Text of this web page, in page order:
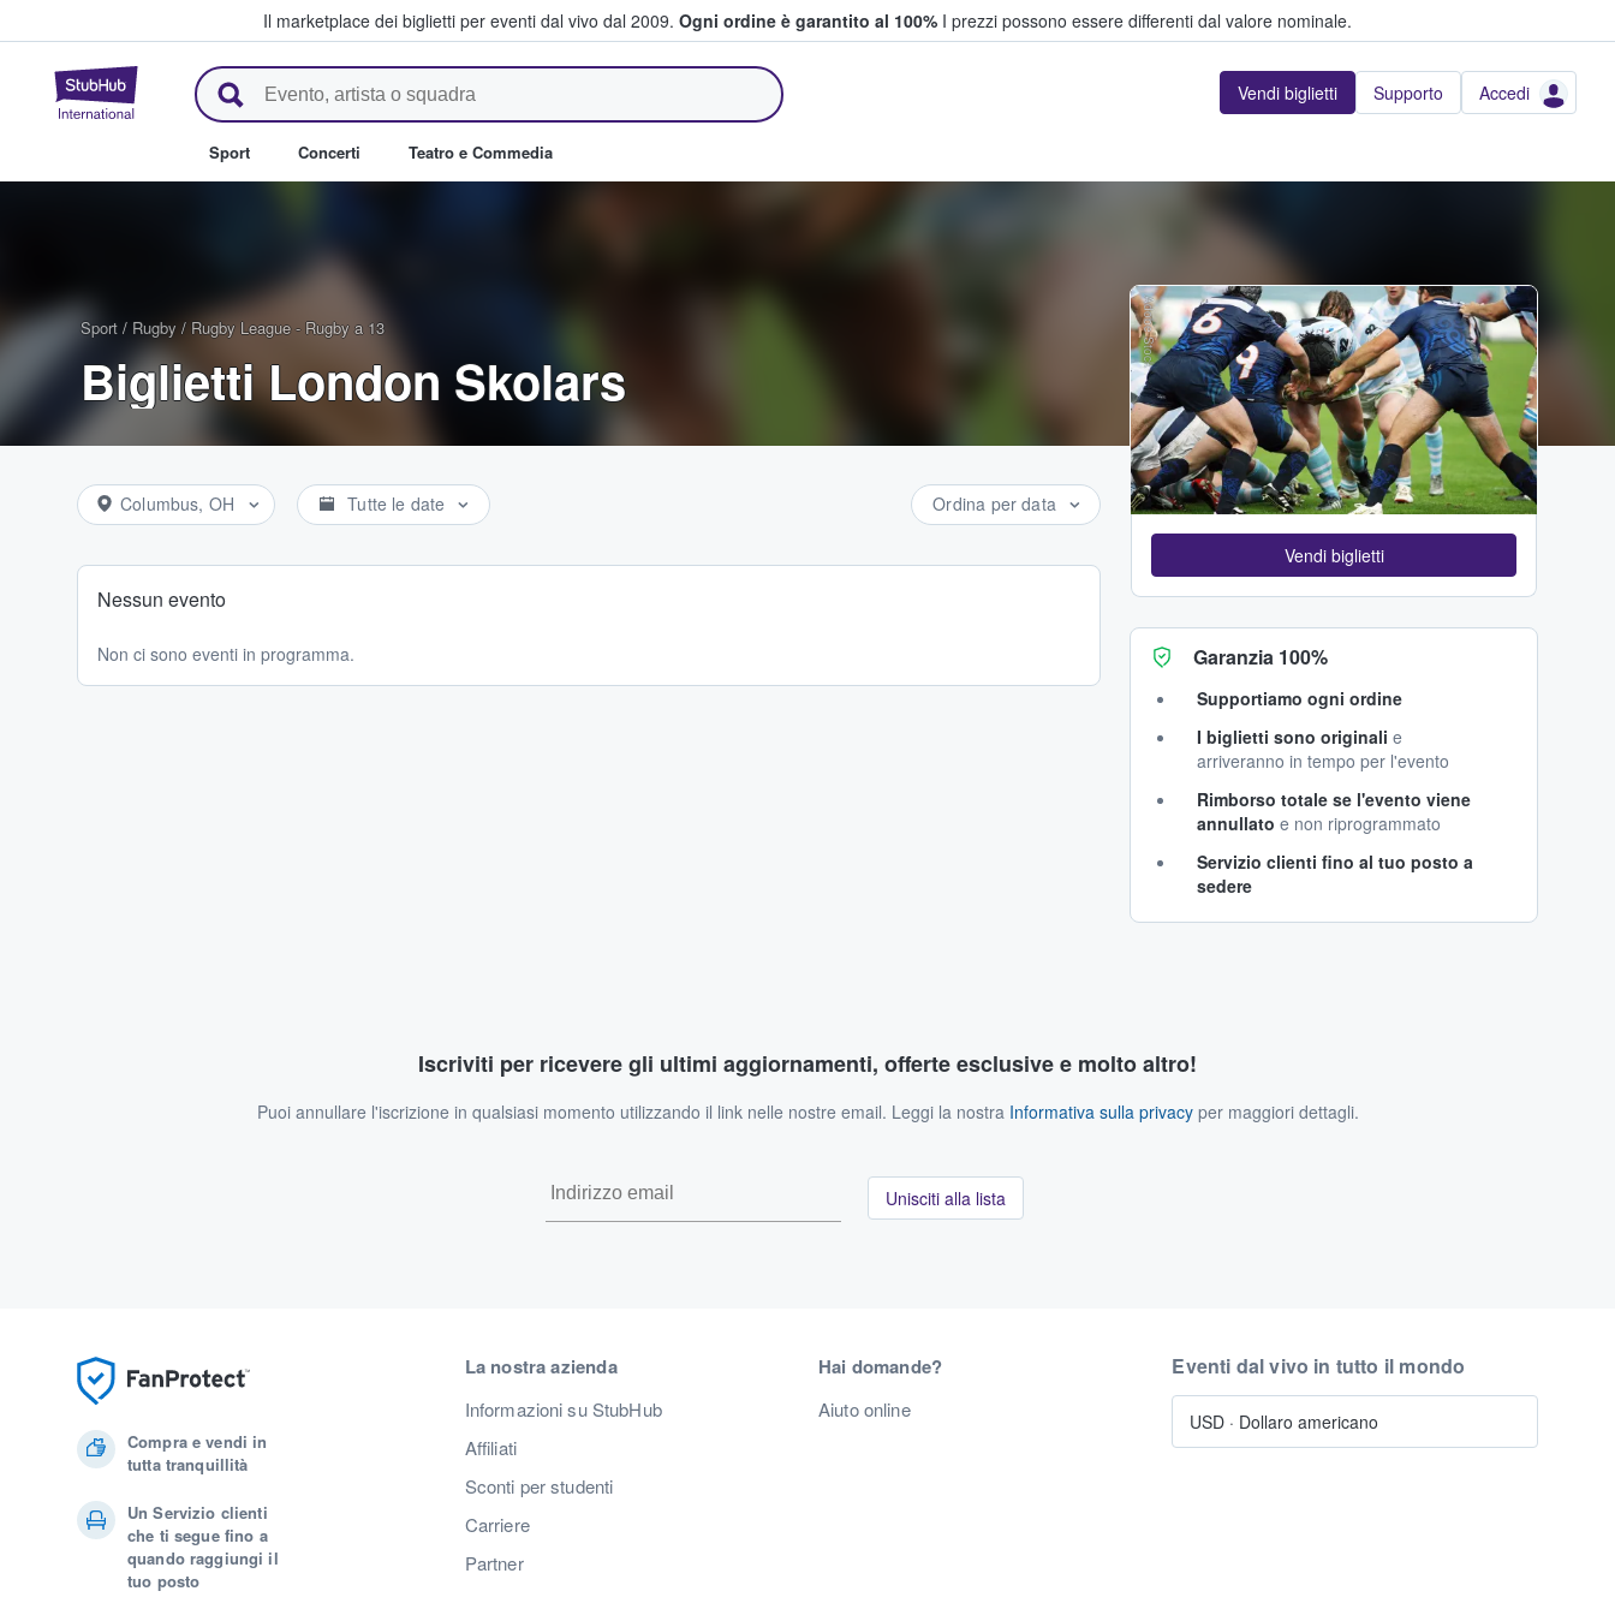
Il marketplace dei biglietti per eventi dal vivo dal 2009. Ogni ordine è garantito al 100% I prezzi possono essere differenti dal valore nominale.
StubHub - Dove i fan comprano e vendono biglietti Vendi biglietti Supporto Accedi
Sport Concerti Teatro e Commedia
Sport / Rugby / Rugby League - Rugby a 13
Biglietti London Skolars
Columbus, OH Tutte le date Ordina per data
Nessun evento
Non ci sono eventi in programma.
Adobe Stock
Vendi biglietti
Garanzia 100%
Supportiamo ogni ordine
I biglietti sono originali e
arriveranno in tempo per l'evento
Rimborso totale se l'evento viene
annullato e non riprogrammato
Servizio clienti fino al tuo posto a
sedere
Iscriviti per ricevere gli ultimi aggiornamenti, offerte esclusive e molto altro!
Puoi annullare l'iscrizione in qualsiasi momento utilizzando il link nelle nostre email. Leggi la nostra Informativa sulla privacyper maggiori dettagli.
Unisciti alla lista
Compra e vendi in
tutta tranquillità
Un Servizio clienti
che ti segue fino a
quando raggiungi il
tuo posto
La nostra azienda
Informazioni su StubHub
Affiliati
Sconti per studenti
Carriere
Partner
Hai domande?
Aiuto online
Eventi dal vivo in tutto il mondo
USD · Dollaro americano